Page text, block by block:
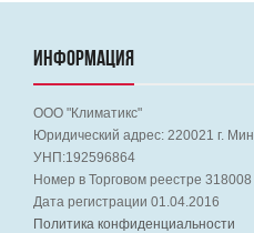
ИНФОРМАЦИЯ
ООО "Климатикс"
Юридический адрес: 220021 г.
УНП:192596864
Номер в Торговом реестре 318008
Дата регистрации 01.04.2016
Политика конфиденциальности